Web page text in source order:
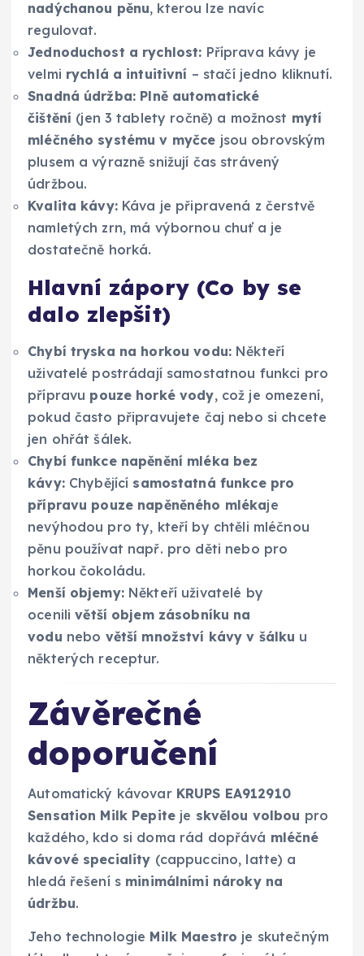
nadýchanou pěnu, kterou lze navíc
regulovat.
Jednoduchost a rychlost: Příprava kávy je
velmi rychlá a intuitivní – stačí jedno kliknutí.
Snadná údržba: Plně automatické
čištění (jen 3 tablety ročně) a možnost mytí
mléčného systému v myčce jsou obrovským
plusem a výrazně snižují čas strávený
údržbou.
Kvalita kávy:Káva je připravená z čerstvě
namletých zrn, má výbornou chuť a je
dostatečně horká.
Hlavní zápory (Co by se
dalo zlepšit)
Chybí tryska na horkou vodu: Někteří
uživatelé postrádají samostatnou funkci pro
přípravu pouze horké vody, což je omezení,
pokud často připravujete čaj nebo si chcete
jen ohřát šálek.
Chybí funkce napěnění mléka bez
kávy:Chybějící samostatná funkce pro
přípravu pouze napěněného mlékaje
nevýhodou pro ty, kteří by chtěli mléčnou
pěnu používat např. pro děti nebo pro
horkou čokoládu.
Menší objemy:Někteří uživatelé by
ocenilivětší objem zásobníku na
vodu nebo větší množství kávy v šálku u
některých receptur.
Závěrečné
doporučení
Automatický kávovar KRUPS EA912910
Sensation Milk Pepite je skvělou volbou pro
každého, kdo si doma rád dopřává mléčné
kávové speciality (cappuccino, latte) a
hledá řešení s minimálními nároky na
údržbu.
Jeho technologie Milk Maestro je skutečným